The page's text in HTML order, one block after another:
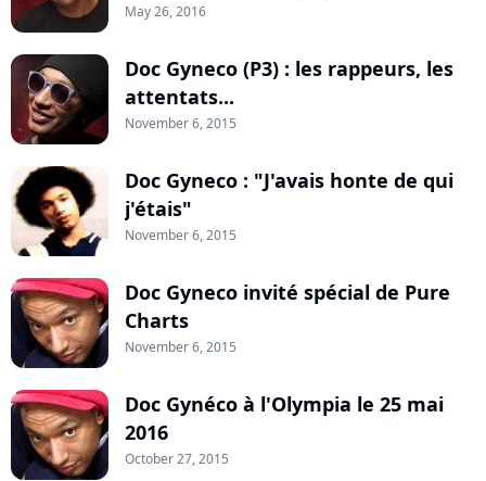
May 26, 2016
Doc Gyneco (P3) : les rappeurs, les
attentats...
November 6, 2015
Doc Gyneco : "J'avais honte de qui
j'étais"
November 6, 2015
Doc Gyneco invité spécial de Pure
Charts
November 6, 2015
Doc Gynéco à l'Olympia le 25 mai
2016
October 27, 2015